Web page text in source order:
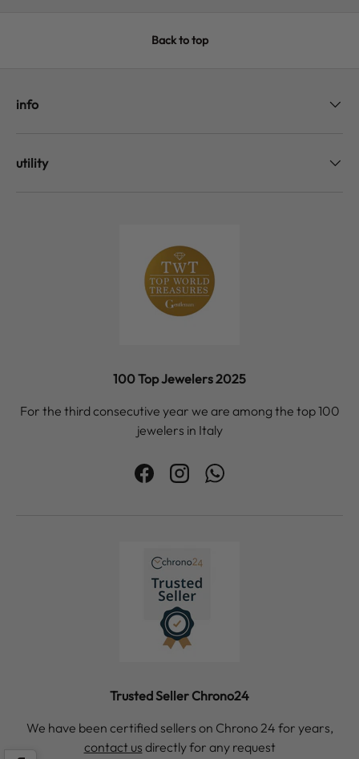
Back to top
info
utility
100 Top Jewelers 2025
For the third consecutive year we are among the top 100
jewelers in Italy
FacebookInstagramWhatsApp
Trusted Seller Chrono24
We have been certified sellers on Chrono 24 for years,
contact us directly for any request